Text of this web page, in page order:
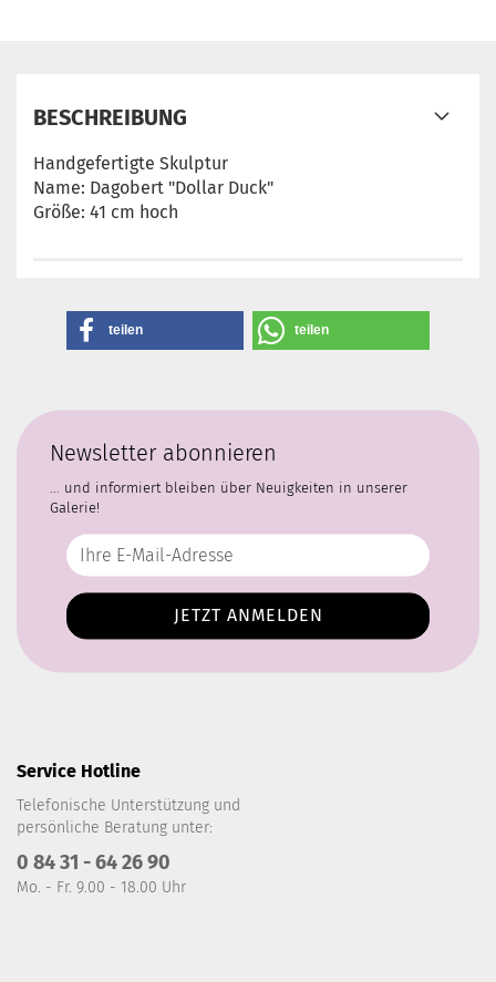
BESCHREIBUNG
Handgefertigte Skulptur
Name: Dagobert "Dollar Duck"
Größe: 41 cm hoch
teilen teilen
Newsletter abonnieren
... und informiert bleiben über Neuigkeiten in unserer
Galerie!
Service Hotline
Telefonische Unterstützung und
persönliche Beratung unter:
0 84 31 - 64 26 90
Mo. - Fr. 9.00 - 18.00 Uhr